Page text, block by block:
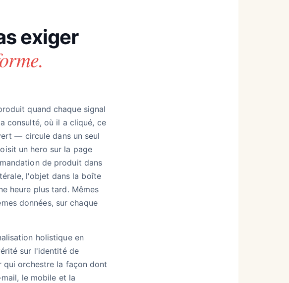
exiger
quand chaque signal
consulté, où il a cliqué, ce
— circule dans un seul
un hero sur la page
de produit dans
l'objet dans la boîte
heure plus tard. Mêmes
données, sur chaque
holistique en
sur l'identité de
qui orchestre la façon dont
le mobile et la